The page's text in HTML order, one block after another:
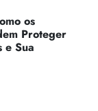
os
Proteger
e Sua